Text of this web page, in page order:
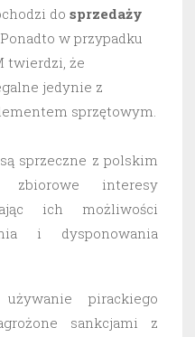
do sprzedaży
Ponadto w przypadku
twierdzi, że
jedynie z
sprzętowym.
sprzeczne z polskim
interesy
ich możliwości
i dysponowania
pirackiego
sankcjami z